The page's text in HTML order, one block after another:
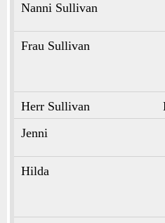
Nanni Sullivan
Frau Sullivan
Herr Sullivan
Jenni
Hilda